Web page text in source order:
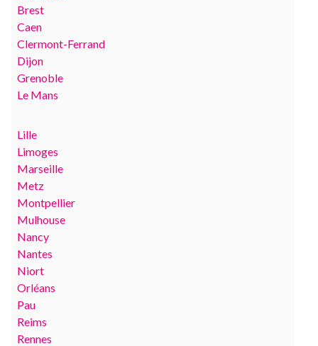
Brest
Caen
Clermont-Ferrand
Dijon
Grenoble
Le Mans
Lille
Limoges
Marseille
Metz
Montpellier
Mulhouse
Nancy
Nantes
Niort
Orléans
Pau
Reims
Rennes